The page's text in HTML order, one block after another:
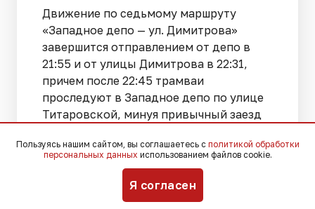
Движение по седьмому маршруту
«Западное депо — ул. Димитрова»
завершится отправлением от депо в
21:55 и от улицы Димитрова в 22:31,
причем после 22:45 трамваи
проследуют в Западное депо по улице
Титаровской, минуя привычный заезд
Для восьмого маршрута
«Хладокомбинат — ул. П.
Метальникова» установлено
Пользуясь нашим сайтом, вы соглашаетесь с политикой обработки
персональных данных использованием файлов cookie.
Я согласен